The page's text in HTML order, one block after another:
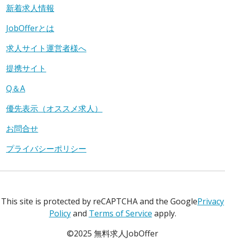
新着求人情報
JobOfferとは
求人サイト運営者様へ
提携サイト
Q＆A
優先表示（オススメ求人）
お問合せ
プライバシーポリシー
This site is protected by reCAPTCHA and the GooglePrivacy
Policyand Terms of Service apply.
©2025 無料求人JobOffer